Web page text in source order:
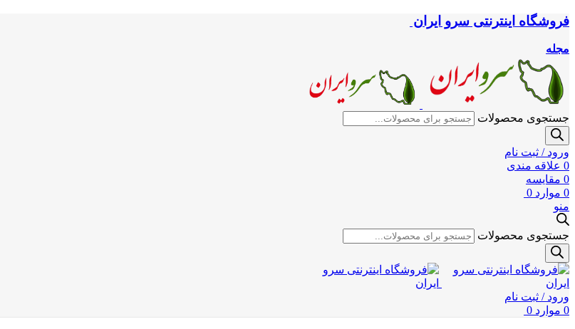
فروشگاه اینترنتی سرو ایران
مجله
جستجوی محصولات
ورود / ثبت نام
0 علاقه مندی
0 مقایسه
0 موارد 0
منو
جستجوی محصولات
ورود / ثبت نام
0 موارد 0